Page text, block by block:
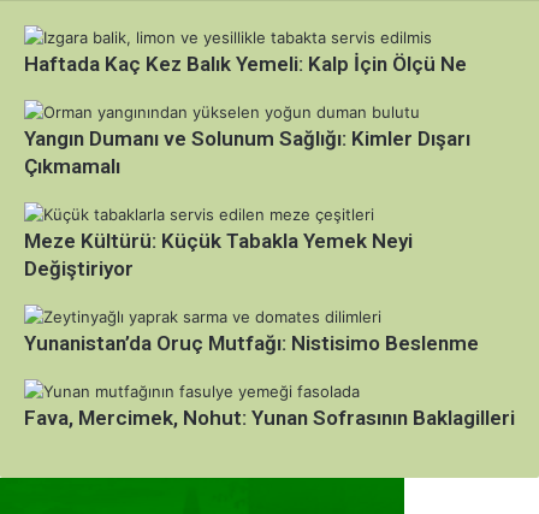
Haftada Kaç Kez Balık Yemeli: Kalp İçin Ölçü Ne
Yangın Dumanı ve Solunum Sağlığı: Kimler Dışarı
Çıkmamalı
Meze Kültürü: Küçük Tabakla Yemek Neyi
Değiştiriyor
Yunanistan’da Oruç Mutfağı: Nistisimo Beslenme
Fava, Mercimek, Nohut: Yunan Sofrasının Baklagilleri